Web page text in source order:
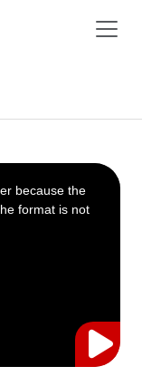
because the
format is not